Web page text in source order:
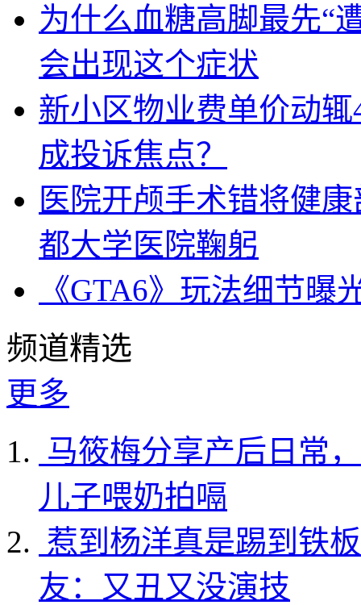
为什么血糖高脚最先“
会出现这个症状
新小区物业费单价动
成投诉焦点？
医院开颅手术错将健
都大学医院鞠躬
《GTA6》玩法细节
频道精选
更多
马筱梅分享产后日常
儿子喂奶拍嗝
惹到杨洋真是踢到铁
友：又丑又没演技